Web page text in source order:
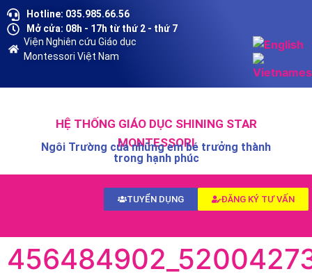
Hotline: 035.985.66.56
Mở cửa: 08h - 17h từ thứ 2 - thứ 7
Viện Nghiên cứu Giáo dục
Montessori Việt Nam
HỆ THỐNG GIÁO DỤC SHINING STAR
MONTESSORI
Ngôi Trường của những em bé trưởng thành
trong hạnh phúc
ĐĂNG KÝ TƯ VẤN
TUYỂN DỤNG